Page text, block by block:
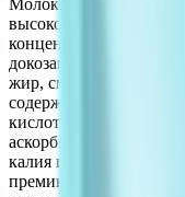
Молоко цельное;
высокоолеиновое
концентрат
докозагексаеновую
жир, смесь
содержащее
кислота (масло из
аскорбилпальмитат);
калия цитрат, магния
премикс (С (L-